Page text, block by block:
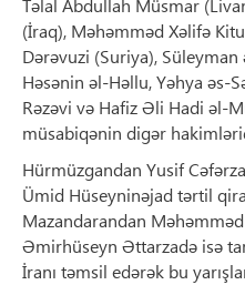
Təlal Abdullah Müsmar
(İraq), Məhəmməd Xəlifə
Dərəvuzi (Suriya),
Həsənin əl-Həllu, Yəhya əs-
Rəzəvi və Hafiz Əli Hadi əl-
müsabiqənin digər
Hürmüzgandan Yusif
Ümid Hüseyninəjad tərtil
Mazandarandan
Əmirhüseyn Əttarzadə isə
İranı təmsil edərək bu